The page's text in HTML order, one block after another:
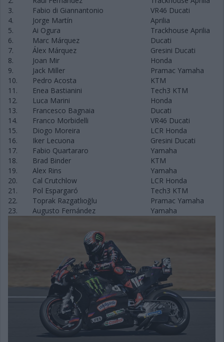
3.
Fabio di Giannantonio
VR46 Ducati
4.
Jorge Martín
Aprilia
5.
Ai Ogura
Trackhouse Aprilia
6.
Marc Márquez
Ducati
7.
Álex Márquez
Gresini Ducati
8.
Joan Mir
Honda
9.
Jack Miller
Pramac Yamaha
10.
Pedro Acosta
KTM
11.
Enea Bastianini
Tech3 KTM
12.
Luca Marini
Honda
13.
Francesco Bagnaia
Ducati
14.
Franco Morbidelli
VR46 Ducati
15.
Diogo Moreira
LCR Honda
16.
Iker Lecuona
Gresini Ducati
17.
Fabio Quartararo
Yamaha
18.
Brad Binder
KTM
19.
Alex Rins
Yamaha
20.
Cal Crutchlow
LCR Honda
21.
Pol Espargaró
Tech3 KTM
22.
Toprak Razgatlıoğlu
Pramac Yamaha
23.
Augusto Fernández Yamaha